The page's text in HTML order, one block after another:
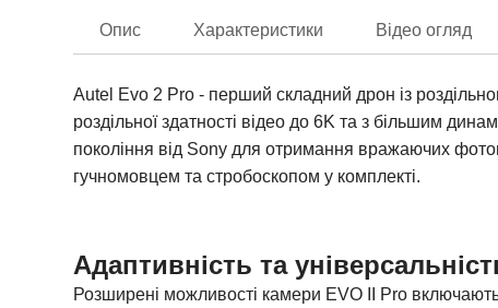
Опис Характеристики Відео огляд
Autel Evo 2 Pro - перший складний дрон із
роздільної здатності відео до 6K та з більшим
покоління від Sony для отримання вражаючих
гучномовцем та стробоскопом у комплекті.
Адаптивність та
Розширені можливості камери EVO II Pro